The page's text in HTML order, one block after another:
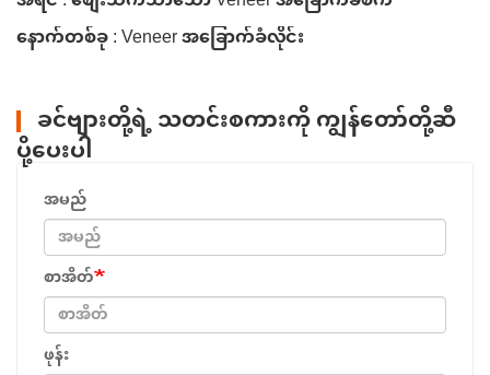
နောက်တစ်ခု : Veneer အခြောက်ခံလိုင်း
ခင်ဗျားတို့ရဲ့ သတင်းစကားကို ကျွန်တော်တို့ဆီ
ပို့ပေးပါ
အမည်
စာအိတ်
ဖုန်း